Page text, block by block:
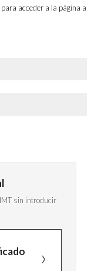
acceder a la página a
sin introducir